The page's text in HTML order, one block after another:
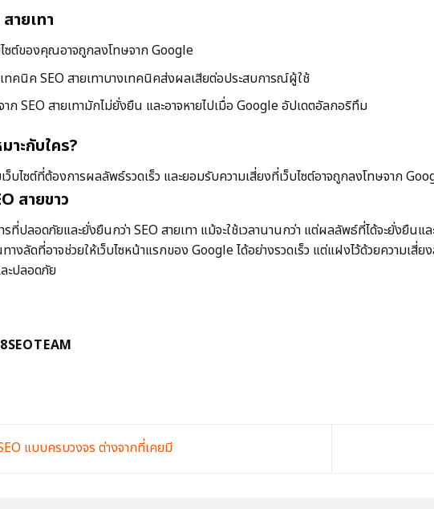
ายเทา
ไซต์ของคุณอาจถูกลงโทษจาก Google
ทคนิค SEO สายเทาบางเทคนิคส่งผลเสียต่อประสบการณ์ผู้ใช้
ก SEO สายเทามักไม่ยั่งยืน และอาจหายไปเมื่อ Google อัปเดตอัลกอริทึม
าะกับใคร?
เว็บไซต์ที่ต้องการผลลัพธ์รวดเร็ว และยอมรับความเสี่ยงที่เว็บไซต์อาจถูกลงโทษจาก
สายขาว
รที่ปลอดภัยและยั่งยืนกว่า SEO สายเทา แม้จะใช้เวลานานกว่า แต่ผลลัพธ์ที่ได้จะยั่งยืน
างลัดที่อาจช่วยให้เว็บไซหน้าแรกของ Google ได้อย่างรวดเร็ว แต่แฝงไว้ด้วยความเสี่
ะปลอดภัย
แบบครบวงจร ต่างจากที่เคยมี